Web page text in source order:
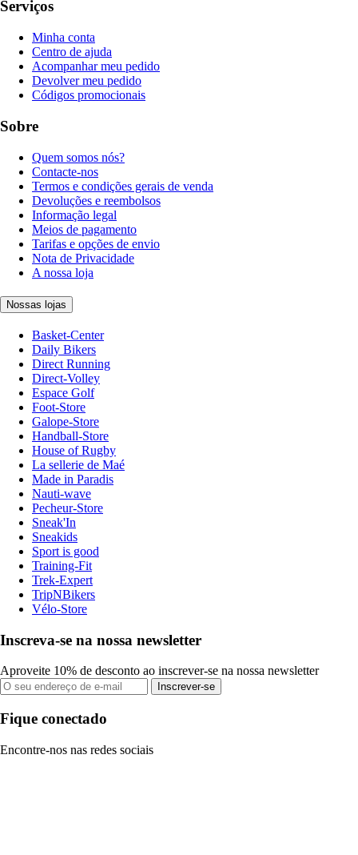
Serviços
Minha conta
Centro de ajuda
Acompanhar meu pedido
Devolver meu pedido
Códigos promocionais
Sobre
Quem somos nós?
Contacte-nos
Termos e condições gerais de venda
Devoluções e reembolsos
Informação legal
Meios de pagamento
Tarifas e opções de envio
Nota de Privacidade
A nossa loja
Nossas lojas
Basket-Center
Daily Bikers
Direct Running
Direct-Volley
Espace Golf
Foot-Store
Galope-Store
Handball-Store
House of Rugby
La sellerie de Maé
Made in Paradis
Nauti-wave
Pecheur-Store
Sneak'In
Sneakids
Sport is good
Training-Fit
Trek-Expert
TripNBikers
Vélo-Store
Inscreva-se na nossa newsletter
Aproveite 10% de desconto ao inscrever-se na nossa newsletter
Inscrever-se
Fique conectado
Encontre-nos nas redes sociais